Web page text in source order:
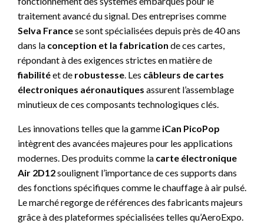
traitement avancé du signal. Des entreprises comme
Selva Francese sont spécialisées depuis près de 40 ans
dans la conception et la fabrication de ces cartes,
répondant à des exigences strictes en matière de
fiabilitéet de robustesse. Les câbleurs de cartes
électroniques aéronautiques assurent l’assemblage
minutieux de ces composants technologiques clés.
Les innovations telles que la gamme iCan PicoPop
intègrent des avancées majeures pour les applications
modernes. Des produits comme la carte électronique
Air 2D12soulignent l’importance de ces supports dans
des fonctions spécifiques comme le chauffage à air pulsé.
Le marché regorge de références des fabricants majeurs
grâce à des plateformes spécialisées telles qu’AeroExpo.